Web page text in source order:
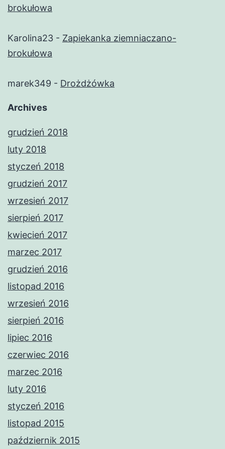
brokułowa
Karolina23 - Zapiekanka ziemniaczano-
brokułowa
marek349 - Drożdżówka
Archives
grudzień 2018
luty 2018
styczeń 2018
grudzień 2017
wrzesień 2017
sierpień 2017
kwiecień 2017
marzec 2017
grudzień 2016
listopad 2016
wrzesień 2016
sierpień 2016
lipiec 2016
czerwiec 2016
marzec 2016
luty 2016
styczeń 2016
listopad 2015
październik 2015